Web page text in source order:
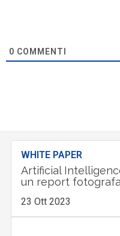
0 COMMENTI
WHITE PAPER
Artificial
un report
23 Ott 2023